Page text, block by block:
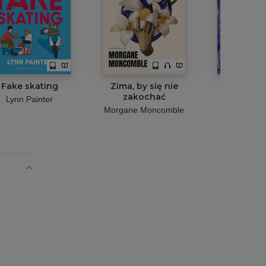
Fake skating
Lynn Painter
Zima, by się nie
zakochać
Morgane Moncomble